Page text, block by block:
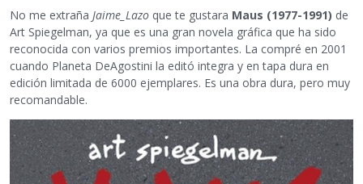
No me extraña Jaime_Lazo que te gustara Maus (1977-1991) de
Art Spiegelman, ya que es una gran novela gráfica que ha sido
reconocida con varios premios importantes. La compré en 2001
cuando Planeta DeAgostini la editó integra y en tapa dura en
edición limitada de 6000 ejemplares. Es una obra dura, pero muy
recomandable.